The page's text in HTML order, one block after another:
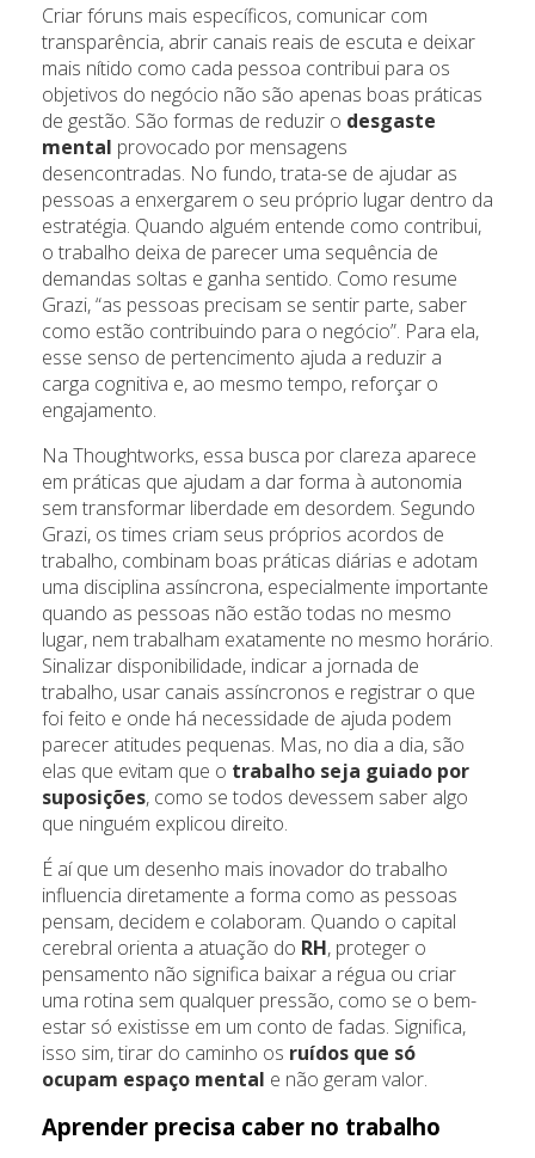
Criar fóruns mais específicos, comunicar com
transparência, abrir canais reais de escuta e deixar
mais nítido como cada pessoa contribui para os
objetivos do negócio não são apenas boas práticas
de gestão. São formas de reduzir o desgaste
mental provocado por mensagens
desencontradas. No fundo, trata-se de ajudar as
pessoas a enxergarem o seu próprio lugar dentro da
estratégia. Quando alguém entende como contribui,
o trabalho deixa de parecer uma sequência de
demandas soltas e ganha sentido. Como resume
Grazi, “as pessoas precisam se sentir parte, saber
como estão contribuindo para o negócio”. Para ela,
esse senso de pertencimento ajuda a reduzir a
carga cognitiva e, ao mesmo tempo, reforçar o
engajamento.
Na Thoughtworks, essa busca por clareza aparece
em práticas que ajudam a dar forma à autonomia
sem transformar liberdade em desordem. Segundo
Grazi, os times criam seus próprios acordos de
trabalho, combinam boas práticas diárias e adotam
uma disciplina assíncrona, especialmente importante
quando as pessoas não estão todas no mesmo
lugar, nem trabalham exatamente no mesmo horário.
Sinalizar disponibilidade, indicar a jornada de
trabalho, usar canais assíncronos e registrar o que
foi feito e onde há necessidade de ajuda podem
parecer atitudes pequenas. Mas, no dia a dia, são
elas que evitam que o trabalho seja guiado por
suposições, como se todos devessem saber algo
que ninguém explicou direito.
É aí que um desenho mais inovador do trabalho
influencia diretamente a forma como as pessoas
pensam, decidem e colaboram. Quando o capital
cerebral orienta a atuação do RH, proteger o
pensamento não significa baixar a régua ou criar
uma rotina sem qualquer pressão, como se o bem-
estar só existisse em um conto de fadas. Significa,
isso sim, tirar do caminho os ruídos que só
ocupam espaço mental e não geram valor.
Aprender precisa caber no trabalho